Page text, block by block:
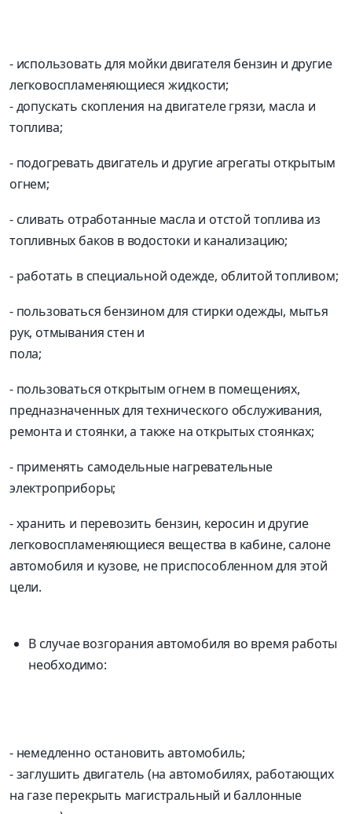
- использовать для мойки двигателя бензин и другие
легковоспламеняющиеся жидкости;
- допускать скопления на двигателе грязи, масла и
топлива;
- подогревать двигатель и другие агрегаты открытым
огнем;
- сливать отработанные масла и отстой топлива из
топливных баков в водостоки и канализацию;
- работать в специальной одежде, облитой топливом;
- пользоваться бензином для стирки одежды, мытья
рук, отмывания стен и
пола;
- пользоваться открытым огнем в помещениях,
предназначенных для технического обслуживания,
ремонта и стоянки, а также на открытых стоянках;
- применять самодельные нагревательные
электроприборы;
- хранить и перевозить бензин, керосин и другие
легковоспламеняющиеся вещества в кабине, салоне
автомобиля и кузове, не приспособленном для этой
цели.
В случае возгорания автомобиля во время работы
необходимо:
- немедленно остановить автомобиль;
- заглушить двигатель (на автомобилях, работающих
на газе перекрыть магистральный и баллонные